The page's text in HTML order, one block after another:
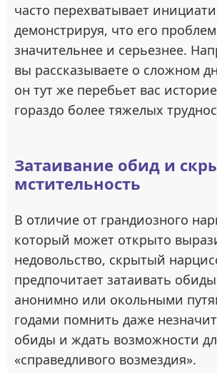
часто перехватывает
демонстрируя, что его
значительнее и серьезнее.
вы рассказываете о сложном
он тут же перебьет вас
гораздо более тяжелых
Затаивание обид и
мстительность
В отличие от грандиозного
который может открыто
недовольство, скрытый
предпочитает затаивать
анонимно или окольными
годами помнить даже
обиды и ждать возможности
«справедливого возмездия».